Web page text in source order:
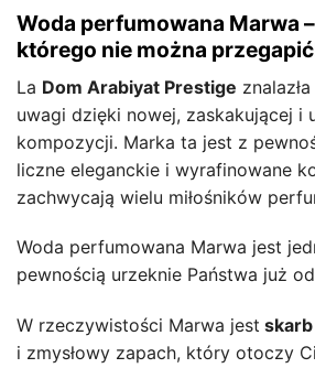
Woda perfumowana Marwa
którego nie można
La Dom Arabiyat Prestige
uwagi dzięki nowej, zaskakującej i
kompozycji. Marka ta jest z
liczne eleganckie i wyrafinowane
zachwycają wielu miłośników
Woda perfumowana Marwa jest
pewnością urzeknie Państwa już
W rzeczywistości Marwa jest
i zmysłowy zapach, który otoczy